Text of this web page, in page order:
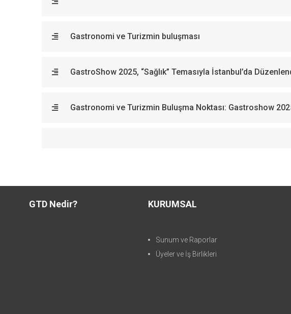
Gastronomi ve Turizmin buluşması
GastroShow 2025, “Sağlık” Temasıyla İstanbul’da
Gastronomi ve Turizmin Buluşma Noktası: Gastroshow
GTD Nedir? KURUMSAL
Sunum ve Raporlar
Üyeler ve İş Birlikleri